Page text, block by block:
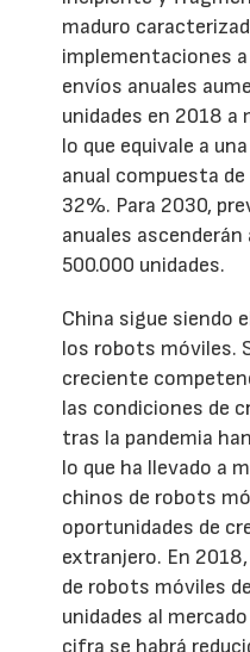
maduro
implementaciones
envíos anuales
unidades en 2018 a
lo que equivale a
anual compuesta
32%. Para 2030,
anuales
500.000 unidades.
China sigue siendo
los robots móviles.
creciente
las condiciones de
tras la pandemia
lo que ha llevado a
chinos de robots
oportunidades de
extranjero. En
de robots móviles
unidades al